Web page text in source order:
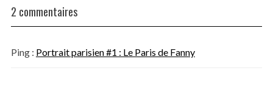
2 commentaires
Ping : Portrait parisien #1 : Le Paris de Fanny